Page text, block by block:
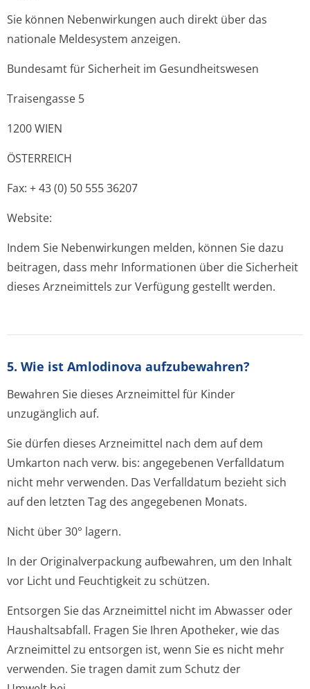
Sie können Nebenwirkungen auch direkt über das
nationale Meldesystem anzeigen.
Bundesamt für Sicherheit im Gesundheitswesen
Traisengasse 5
1200 WIEN
ÖSTERREICH
Fax: + 43 (0) 50 555 36207
Website:
Indem Sie Nebenwirkungen melden, können Sie dazu
beitragen, dass mehr Informationen über die Sicherheit
dieses Arzneimittels zur Verfügung gestellt werden.
5. Wie ist Amlodinova aufzubewahren?
Bewahren Sie dieses Arzneimittel für Kinder
unzugänglich auf.
Sie dürfen dieses Arzneimittel nach dem auf dem
Umkarton nach verw. bis: angegebenen Verfalldatum
nicht mehr verwenden. Das Verfalldatum bezieht sich
auf den letzten Tag des angegebenen Monats.
Nicht über 30° lagern.
In der Originalverpackung aufbewahren, um den Inhalt
vor Licht und Feuchtigkeit zu schützen.
Entsorgen Sie das Arzneimittel nicht im Abwasser oder
Haushaltsabfall. Fragen Sie Ihren Apotheker, wie das
Arzneimittel zu entsorgen ist, wenn Sie es nicht mehr
verwenden. Sie tragen damit zum Schutz der